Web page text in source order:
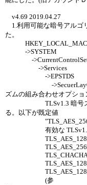
v4.69 2019.04.27
1.利用可能な暗号アルゴ
た。
->SYSTEM
-
->Services
->EPSTDS
->SecuerLayCipher
ズムの組み合わせオプショ
TLSv1.3 暗号スイー
る。以下が既定値
有効な TLSv1.3 暗
(参